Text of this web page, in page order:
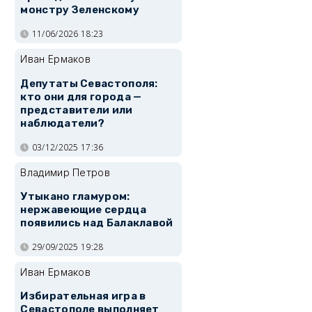
монстру Зеленскому
11/06/2026 18:23
Иван Ермаков
Депутаты Севастополя:
кто они для города —
представители или
наблюдатели?
03/12/2025 17:36
Владимир Петров
Утыкано гламуром:
нержавеющие сердца
появились над Балаклавой
29/09/2025 19:28
Иван Ермаков
Избирательная игра в